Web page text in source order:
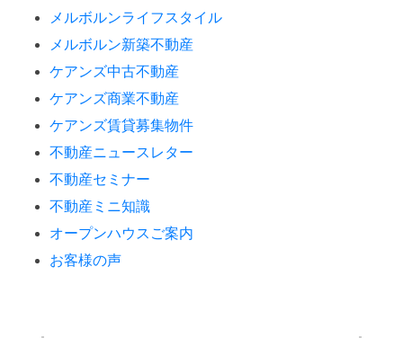
メルボルンライフスタイル
メルボルン新築不動産
ケアンズ中古不動産
ケアンズ商業不動産
ケアンズ賃貸募集物件
不動産ニュースレター
不動産セミナー
不動産ミニ知識
オープンハウスご案内
お客様の声